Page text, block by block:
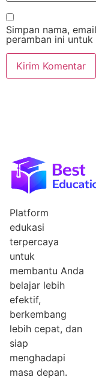
Simpan nama,
peramban ini
Platform
edukasi
terpercaya
untuk
membantu Anda
belajar lebih
efektif,
berkembang
lebih cepat, dan
siap
menghadapi
masa depan.